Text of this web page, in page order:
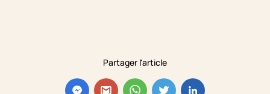
Partager l'article